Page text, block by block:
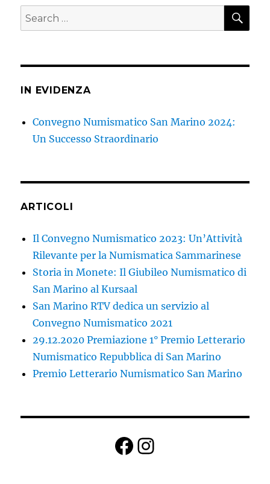
Search
for:
IN EVIDENZA
Convegno Numismatico San Marino 2024:
Un Successo Straordinario
ARTICOLI
Il Convegno Numismatico 2023: Un’Attività
Rilevante per la Numismatica Sammarinese
Storia in Monete: Il Giubileo Numismatico di
San Marino al Kursaal
San Marino RTV dedica un servizio al
Convegno Numismatico 2021
29.12.2020 Premiazione 1° Premio Letterario
Numismatico Repubblica di San Marino
Premio Letterario Numismatico San Marino
Facebook
Instagram